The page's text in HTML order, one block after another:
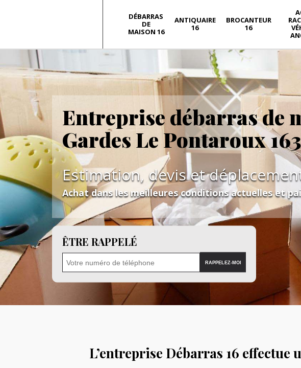
DÉBARRAS
DE
MAISON 16
ANTIQUAIRE
16
BROCANTEUR
16
Entreprise débarras de
Gardes Le Pontaroux
Estimation, devis et
Achat dans les meilleures conditions actuelles et
ÊTRE RAPPELÉ
L’entreprise Débarras 16